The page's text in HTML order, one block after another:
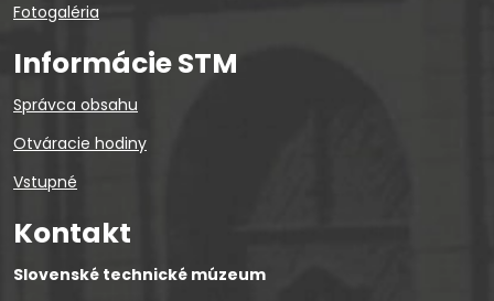
Fotogaléria
Informácie STM
Správca obsahu
Otváracie hodiny
Vstupné
Kontakt
Slovenské technické múzeum